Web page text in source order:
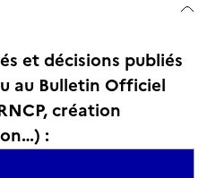
et décisions publiés
au Bulletin Officiel
création
: